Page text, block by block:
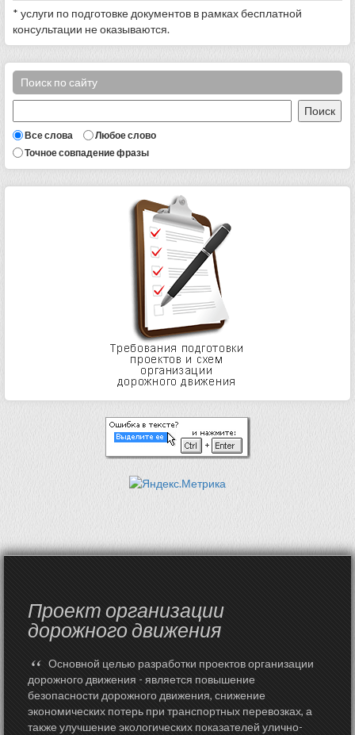
* услуги по подготовке документов в рамках бесплатной
консультации не оказываются.
Поиск по сайту
Все слова
Любое слово
Точное совпадение фразы
Проект организации
дорожного движения
“ Основной целью разработки проектов организации
дорожного движения - является повышение
безопасности дорожного движения, снижение
экономических потерь при транспортных перевозках, а
также улучшение экологических показателей улично-